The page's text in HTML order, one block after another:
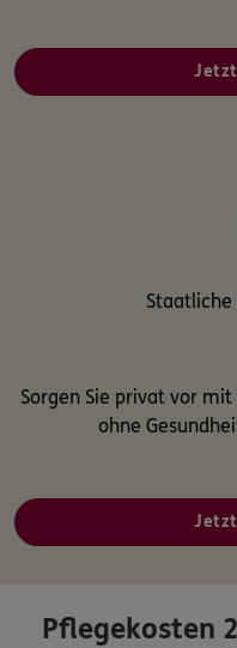
Staatliche
Sorgen Sie privat vor
ohne
Pflegekosten